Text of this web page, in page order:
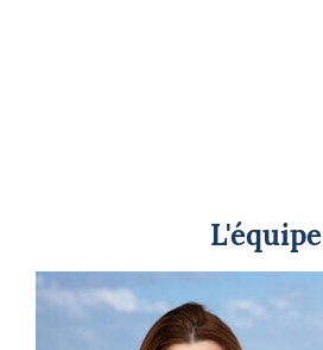
L'équipe